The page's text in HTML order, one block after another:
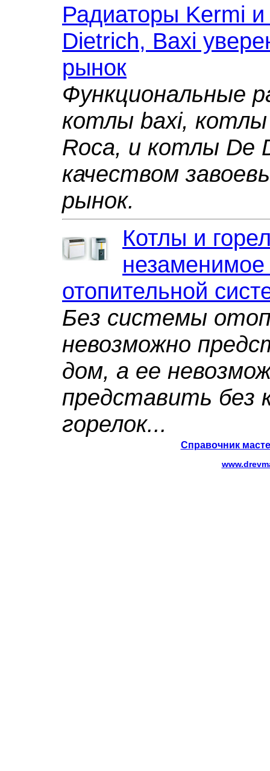
Радиаторы Kermi
Dietrich, Baxi
рынок
Функциональные
котлы baxi,
Roca, и котлы De
качеством
рынок.
Котлы и
отопительной
Без системы
невозможно
дом, а ее
представить без
горелок...
Справочник